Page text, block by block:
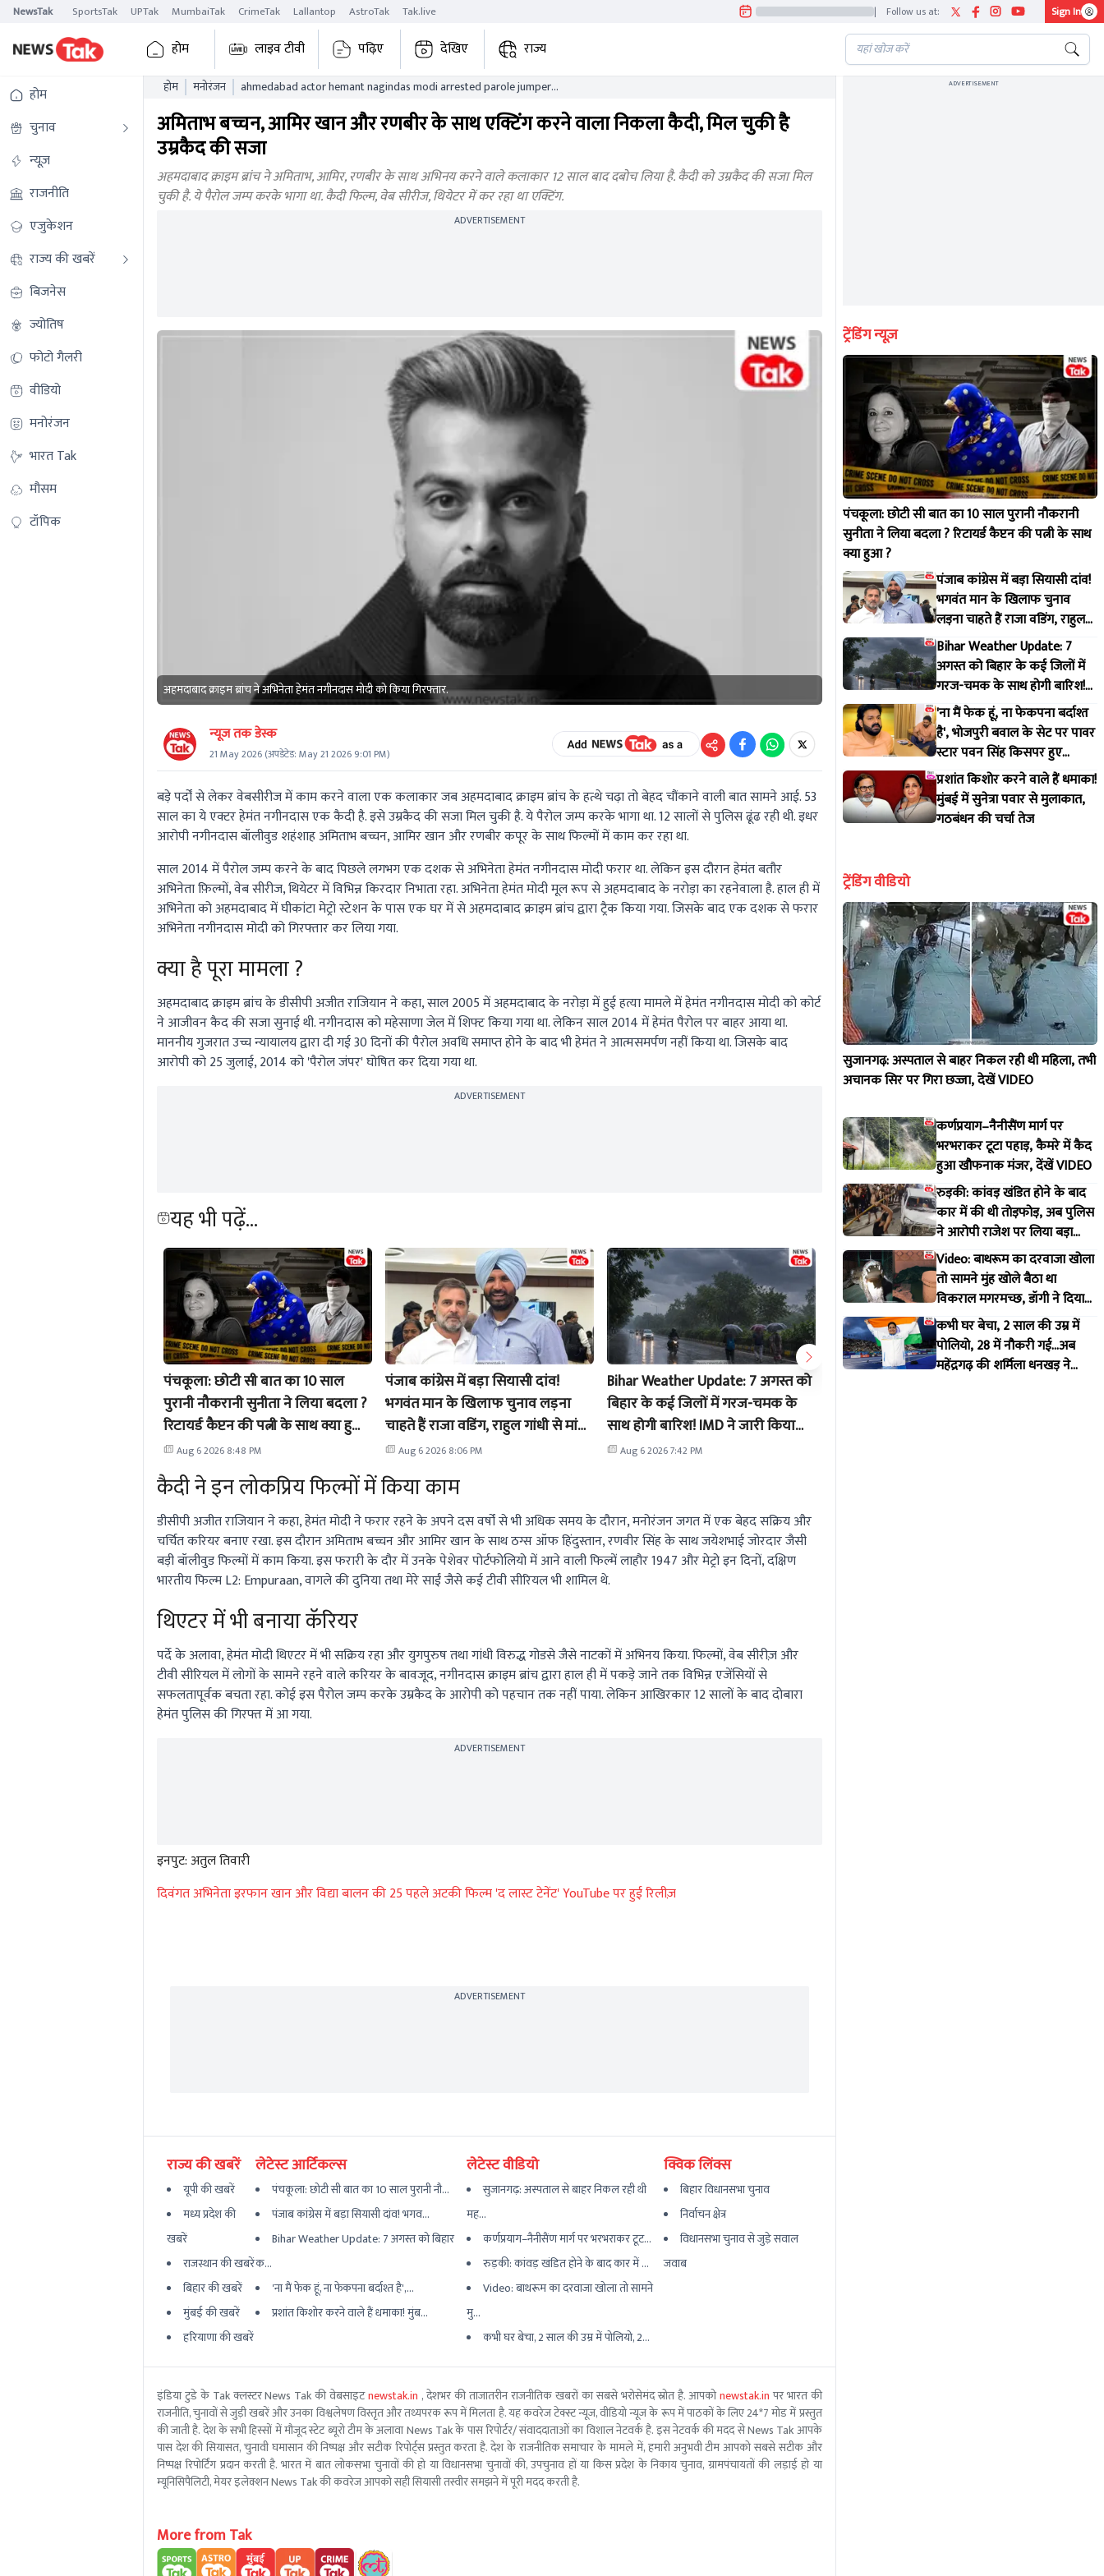
NewsTak SportsTak UPTak MumbaiTak CrimeTak Lallantop AstroTak Tak.live | Follow us at: Sign In
होम लाइव टीवी पढ़िए देखिए राज्य
होम
चुनाव
न्यूज़
राजनीति
एजुकेशन
राज्य की खबरें
बिजनेस
ज्योतिष
फोटो गैलरी
वीडियो
मनोरंजन
भारत Tak
मौसम
टॉपिक
होम मनोरंजन
ahmedabad actor hemant nagindas modi arrested parole jumper
अमिताभ बच्चन, आमिर खान और रणबीर के साथ एक्टिंग करने वाला निकला कैदी, मिल चुकी है
उम्रकैद की सजा
अहमदाबाद क्राइम ब्रांच ने अमिताभ, आमिर, रणबीर के साथ अभिनय करने वाले कलाकार 12 साल बाद दबोच लिया है. कैदी को उम्रकैद की सजा मिल
चुकी है. ये पैरोल जम्प करके भागा था. कैदी फिल्म, वेब सीरीज, थियेटर में कर रहा था एक्टिंग.
ADVERTISEMENT
अहमदाबाद क्राइम ब्रांच ने अभिनेता हेमंत नगीनदास मोदी को किया गिरफ्तार.
न्यूज तक डेस्क
21 May 2026(अपडेटेड: May 21 2026 9:01 PM)
बड़े पर्दों से लेकर वेबसीरीज में काम करने वाला एक कलाकार जब अहमदाबाद क्राइम ब्रांच के हत्थे चढ़ा तो बेहद चौंकाने वाली बात सामने आई. 53
साल का ये एक्टर हेमंत नगीनदास एक कैदी है. इसे उम्रकैद की सजा मिल चुकी है. ये पैरोल जम्प करके भागा था. 12 सालों से पुलिस ढूंढ रही थी. इधर
आरोपी नगीनदास बॉलीवुड शहंशाह अमिताभ बच्चन, आमिर खान और रणबीर कपूर के साथ फिल्मों में काम कर रहा था.
साल 2014 में पैरोल जम्प करने के बाद पिछले लगभग एक दशक से अभिनेता हेमंत नगीनदास मोदी फरार था. लेकिन इस दौरान हेमंत बतौर
अभिनेता फ़िल्मों, वेब सीरीज, थियेटर में विभिन्न किरदार निभाता रहा. अभिनेता हेमंत मोदी मूल रूप से अहमदाबाद के नरोड़ा का रहनेवाला है. हाल ही में
अभिनेता को अहमदाबाद में घीकांटा मेट्रो स्टेशन के पास एक घर में से अहमदाबाद क्राइम ब्रांच द्वारा ट्रैक किया गया. जिसके बाद एक दशक से फरार
अभिनेता नगीनदास मोदी को गिरफ्तार कर लिया गया.
क्या है पूरा मामला ?
अहमदाबाद क्राइम ब्रांच के डीसीपी अजीत राजियान ने कहा, साल 2005 में अहमदाबाद के नरोड़ा में हुई हत्या मामले में हेमंत नगीनदास मोदी को कोर्ट
ने आजीवन कैद की सजा सुनाई थी. नगीनदास को महेसाणा जेल में शिफ्ट किया गया था. लेकिन साल 2014 में हेमंत पैरोल पर बाहर आया था.
माननीय गुजरात उच्च न्यायालय द्वारा दी गई 30 दिनों की पैरोल अवधि समाप्त होने के बाद भी हेमंत ने आत्मसमर्पण नहीं किया था. जिसके बाद
आरोपी को 25 जुलाई, 2014 को 'पैरोल जंपर' घोषित कर दिया गया था.
ADVERTISEMENT
यह भी पढ़ें...
पंचकूला: छोटी सी बात का 10 साल
पुरानी नौकरानी सुनीता ने लिया बदला ?
रिटायर्ड कैप्टन की पत्नी के साथ क्या हुआ
? Aug 6 2026 8:48 PM
पंजाब कांग्रेस में बड़ा सियासी दांव!
भगवंत मान के खिलाफ चुनाव लड़ना
चाहते हैं राजा वडिंग, राहुल गांधी से मांगी
हरी झंडी
Aug 6 2026 8:06 PM
Bihar Weather Update: 7 अगस्त को
बिहार के कई जिलों में गरज-चमक के
साथ होगी बारिश! IMD ने जारी किया
अलर्टAug 6 2026 7:42 PM
कैदी ने इन लोकप्रिय फिल्मों में किया काम
डीसीपी अजीत राजियान ने कहा, हेमंत मोदी ने फरार रहने के अपने दस वर्षों से भी अधिक समय के दौरान, मनोरंजन जगत में एक बेहद सक्रिय और
चर्चित करियर बनाए रखा. इस दौरान अमिताभ बच्चन और आमिर खान के साथ ठग्स ऑफ हिंदुस्तान, रणवीर सिंह के साथ जयेशभाई जोरदार जैसी
बड़ी बॉलीवुड फिल्मों में काम किया. इस फरारी के दौर में उनके पेशेवर पोर्टफोलियो में आने वाली फिल्में लाहौर 1947 और मेट्रो इन दिनों, दक्षिण
भारतीय फिल्म L2: Empuraan, वागले की दुनिया तथा मेरे साईं जैसे कई टीवी सीरियल भी शामिल थे.
थिएटर में भी बनाया कॅरियर
पर्दे के अलावा, हेमंत मोदी थिएटर में भी सक्रिय रहा और युगपुरुष तथा गांधी विरुद्ध गोडसे जैसे नाटकों में अभिनय किया. फिल्मों, वेब सीरीज़ और
टीवी सीरियल में लोगों के सामने रहने वाले करियर के बावजूद, नगीनदास क्राइम ब्रांच द्वारा हाल ही में पकड़े जाने तक विभिन्न एजेंसियों से
सफलतापूर्वक बचता रहा. कोई इस पैरोल जम्प करके उम्रकैद के आरोपी को पहचान तक नहीं पाया. लेकिन आखिरकार 12 सालों के बाद दोबारा
हेमंत पुलिस की गिरफ्त में आ गया.
ADVERTISEMENT
इनपुट: अतुल तिवारी
दिवंगत अभिनेता इरफान खान और विद्या बालन की 25 पहले अटकी फिल्म 'द लास्ट टेनेंट' YouTube पर हुई रिलीज़
ADVERTISEMENT
राज्य की खबरें
यूपी की खबरें
मध्य प्रदेश की
खबरें
राजस्थान की खबरें
बिहार की खबरें
मुंबई की खबरें
हरियाणा की खबरें
लेटेस्ट आर्टिकल्स
पंचकूला: छोटी सी बात का 10 साल पुरानी नौ...
पंजाब कांग्रेस में बड़ा सियासी दांव! भगव...
Bihar Weather Update: 7 अगस्त को बिहार
क...
'ना मैं फेक हूं, ना फेकपना बर्दाश्त है',...
प्रशांत किशोर करने वाले हैं धमाका! मुंब...
लेटेस्ट वीडियो
सुजानगढ़: अस्पताल से बाहर निकल रही थी
मह...
कर्णप्रयाग–नैनीसैंण मार्ग पर भरभराकर टूट...
रुड़की: कांवड़ खंडित होने के बाद कार में ...
Video: बाथरूम का दरवाजा खोला तो सामने
मु...
कभी घर बेचा, 2 साल की उम्र में पोलियो, 2...
क्विक लिंक्स
बिहार विधानसभा चुनाव
निर्वाचन क्षेत्र
विधानसभा चुनाव से जुड़े सवाल
जवाब
इंडिया टुडे के Tak क्लस्टर News Tak की वेबसाइटnewstak.in , देशभर की ताजातरीन राजनीतिक खबरों का सबसे भरोसेमंद स्रोत है. आपकोnewstak.in पर भारत की
राजनीति, चुनावों से जुड़ी खबरें और उनका विश्वलेषण विस्तृत और तथ्यपरक रूप में मिलता है. यह कवरेज टेक्स्ट न्यूज, वीडियो न्यूज के रूप में पाठकों के लिए 24*7 मोड में प्रस्तुत
की जाती है. देश के सभी हिस्सों में मौजूद स्टेट ब्यूरो टीम के अलावा News Tak के पास रिपोर्टर/ संवाददाताओं का विशाल नेटवर्क है. इस नेटवर्क की मदद से News Tak आपके
पास देश की सियासत, चुनावी घमासान की निष्पक्ष और सटीक रिपोर्ट्स प्रस्तुत करता है. देश के राजनीतिक समाचार के मामले में, हमारी अनुभवी टीम आपको सबसे सटीक और
निष्पक्ष रिपोर्टिंग प्रदान करती है. भारत में बात लोकसभा चुनावों की हो या विधानसभा चुनावों की, उपचुनाव हों या किस प्रदेश के निकाय चुनाव, ग्रामपंचायतों की लड़ाई हो या
म्यूनिसिपैलिटी, मेयर इलेक्शन News Tak की कवरेज आपको सही सियासी तस्वीर समझने में पूरी मदद करती है.
More from Tak
ADVERTISEMENT
ट्रेंडिंग न्यूज़
पंचकूला: छोटी सी बात का 10 साल पुरानी नौकरानी
सुनीता ने लिया बदला ? रिटायर्ड कैप्टन की पत्नी के साथ
क्या हुआ ?
पंजाब कांग्रेस में बड़ा सियासी दांव!
भगवंत मान के खिलाफ चुनाव
लड़ना चाहते हैं राजा वडिंग, राहुल
गांधी से मांगी हरी झंडी
Bihar Weather Update: 7
अगस्त को बिहार के कई जिलों में
गरज-चमक के साथ होगी बारिश!
IMD ने जारी किया अलर्ट
'ना मैं फेक हूं, ना फेकपना बर्दाश्त
है', भोजपुरी बवाल के सेट पर पावर
स्टार पवन सिंह किसपर हुए
आगबबूला?
प्रशांत किशोर करने वाले हैं धमाका!
मुंबई में सुनेत्रा पवार से मुलाकात,
गठबंधन की चर्चा तेज
ट्रेंडिंग वीडियो
सुजानगढ़: अस्पताल से बाहर निकल रही थी महिला, तभी
अचानक सिर पर गिरा छज्जा, देखें VIDEO
कर्णप्रयाग–नैनीसैंण मार्ग पर
भरभराकर टूटा पहाड़, कैमरे में कैद
हुआ खौफनाक मंजर, देंखें VIDEO
रुड़की: कांवड़ खंडित होने के बाद
कार में की थी तोड़फोड़, अब पुलिस
ने आरोपी राजेश पर लिया बड़ा
एक्शन
Video: बाथरूम का दरवाजा खोला
तो सामने मुंह खोले बैठा था
विकराल मगरमच्छ, डॉगी ने दिया
मकान मालिक को इशारा
कभी घर बेचा, 2 साल की उम्र में
पोलियो, 28 में नौकरी गई...अब
महेंद्रगढ़ की शर्मिला धनखड़ ने